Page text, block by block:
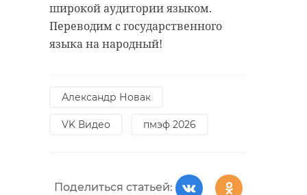
широкой аудитории языком.
Переводим с государственного
языка на народный!
Александр Новак
VK Видео пмэф 2026
Поделиться статьей:
С гражданами работают
специалисты администрации
Ломоносовского района и
возникающие вопросы решаются
находится под полным контролем
работы России и
наших партнеров —
что называется,
- считает Сергей
коллективному Западу, как